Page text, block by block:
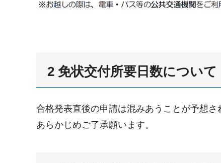
2 免状交付所要日数について
合格発表直後の申請は混みあうことが予想さ
あらかじめご了承願います。